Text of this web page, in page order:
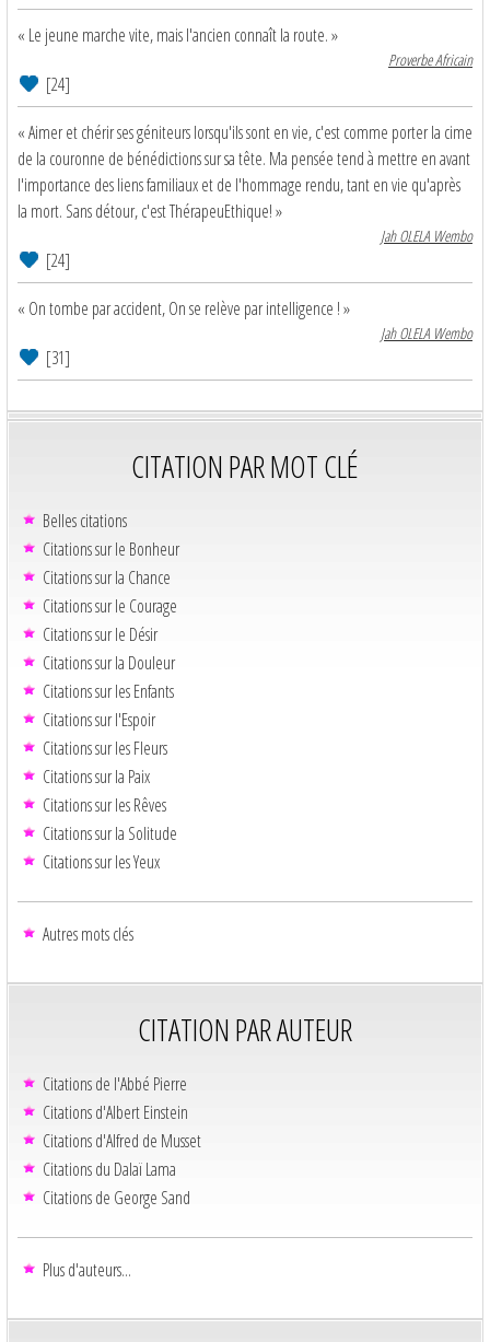
« Le jeune marche vite, mais l'ancien connaît la route. »
Proverbe Africain
[24]
« Aimer et chérir ses géniteurs lorsqu'ils sont en vie, c'est comme porter la cime
de la couronne de bénédictions sur sa tête. Ma pensée tend à mettre en avant
l'importance des liens familiaux et de l'hommage rendu, tant en vie qu'après
la mort. Sans détour, c'est ThérapeuEthique! »
Jah OLELA Wembo
[24]
« On tombe par accident, On se relève par intelligence ! »
Jah OLELA Wembo
[31]
CITATION PAR MOT CLÉ
Belles citations
Citations sur le Bonheur
Citations sur la Chance
Citations sur le Courage
Citations sur le Désir
Citations sur la Douleur
Citations sur les Enfants
Citations sur l'Espoir
Citations sur les Fleurs
Citations sur la Paix
Citations sur les Rêves
Citations sur la Solitude
Citations sur les Yeux
Autres mots clés
CITATION PAR AUTEUR
Citations de l'Abbé Pierre
Citations d'Albert Einstein
Citations d'Alfred de Musset
Citations du Dalaï Lama
Citations de George Sand
Plus d'auteurs...